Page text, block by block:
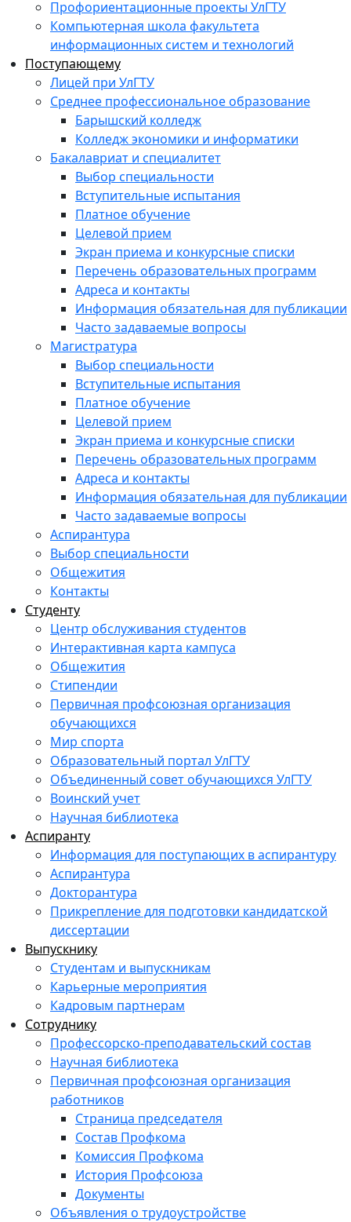
Профориентационные проекты УлГТУ
Компьютерная школа факультета
информационных систем и технологий
Поступающему
Лицей при УлГТУ
Среднее профессиональное образование
Барышский колледж
Колледж экономики и информатики
Бакалавриат и специалитет
Выбор специальности
Вступительные испытания
Платное обучение
Целевой прием
Экран приема и конкурсные списки
Перечень образовательных программ
Адреса и контакты
Информация обязательная для публикации
Часто задаваемые вопросы
Магистратура
Выбор специальности
Вступительные испытания
Платное обучение
Целевой прием
Экран приема и конкурсные списки
Перечень образовательных программ
Адреса и контакты
Информация обязательная для публикации
Часто задаваемые вопросы
Аспирантура
Выбор специальности
Общежития
Контакты
Студенту
Центр обслуживания студентов
Интерактивная карта кампуса
Общежития
Стипендии
Первичная профсоюзная организация
обучающихся
Мир спорта
Образовательный портал УлГТУ
Объединенный совет обучающихся УлГТУ
Воинский учет
Научная библиотека
Аспиранту
Информация для поступающих в аспирантуру
Аспирантура
Докторантура
Прикрепление для подготовки кандидатской
диссертации
Выпускнику
Студентам и выпускникам
Карьерные мероприятия
Кадровым партнерам
Сотруднику
Профессорско-преподавательский состав
Научная библиотека
Первичная профсоюзная организация
работников
Страница председателя
Состав Профкома
Комиссия Профкома
История Профсоюза
Документы
Объявления о трудоустройстве